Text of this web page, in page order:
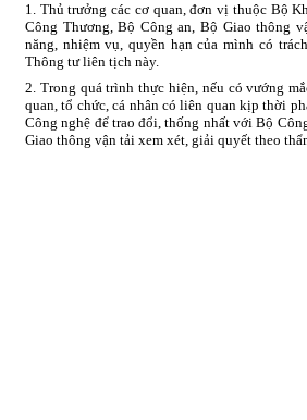
1. Thủ trưởng các cơ quan, đơn vị thuộc Bộ
Công Thương, Bộ Công an, Bộ Giao thông
năng, nhiệm vụ, quyền hạn của mình có
Thông tư liên tịch này.
2. Trong quá trình thực hiện, nếu có vướng
quan, tổ chức, cá nhân có liên quan kịp thời
Công nghệ để trao đổi, thống nhất với Bộ
Giao thông vận tải xem xét, giải quyết theo